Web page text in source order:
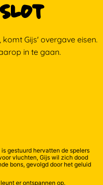
slot
Gijs' overgave eisen.
in te gaan.
gestuurd hervatten de spelers
vluchten, Gijs wil zich dood
bons, gevolgd door het geluid
er ontspannen op.